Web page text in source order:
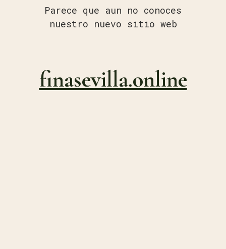
Parece que aun no conoces
nuestro nuevo sitio web
finasevilla.online